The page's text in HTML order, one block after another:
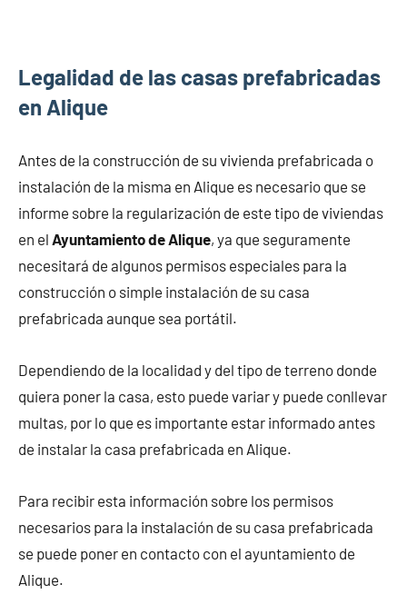
Legalidad de las casas prefabricadas
en Alique
Antes de la construcción de su vivienda prefabricada o
instalación de la misma en Alique es necesario que se
informe sobre la regularización de este tipo de viviendas
en el Ayuntamiento de Alique, ya que seguramente
necesitará de algunos permisos especiales para la
construcción o simple instalación de su casa
prefabricada aunque sea portátil.
Dependiendo de la localidad y del tipo de terreno donde
quiera poner la casa, esto puede variar y puede conllevar
multas, por lo que es importante estar informado antes
de instalar la casa prefabricada en Alique.
Para recibir esta información sobre los permisos
necesarios para la instalación de su casa prefabricada
se puede poner en contacto con el ayuntamiento de
Alique.